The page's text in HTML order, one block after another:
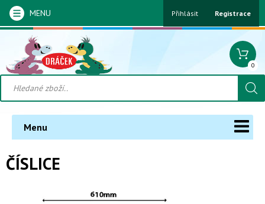
MENU Přihlásit Registrace
0
Menu
ČÍSLICE